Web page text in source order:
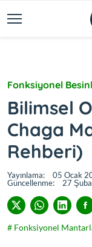
Fonksiyonel
Bilimsel
Chaga
Rehberi)
Yayınlama:
05 Ocak
Güncellenme:
27
# Fonksiyonel